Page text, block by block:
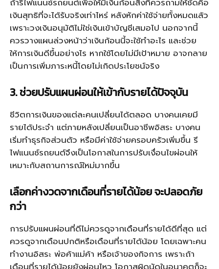
เงินสุทธิที่จะได้รับจริงเท่าไหร่ หลังหักค่าใช้จ่ายทั้งหมดแล้ว
เพราะวงเงินอนุมัติไม่ใช่เงินเข้าบัญชีเสมอไป นอกจากนี้
ควรวางแผนล่วงหน้าว่าเงินก้อนนี้จะใช้ทำอะไร และช่วย
ให้การเงินดีขึ้นอย่างไร หากใช้โดยไม่มีเป้าหมาย อาจกลาย
เป็นการเพิ่มภาระหนี้โดยไม่เกิดประโยชน์จริง
3. ช่วยปรับแผนผ่อนให้เข้ากับรายได้ปัจจุบัน
ชีวิตการเงินของแต่ละคนเปลี่ยนได้ตลอด บางคนเคยมี
รายได้ประจำ แต่ภายหลังเปลี่ยนเป็นอาชีพอิสระ บางคน
เริ่มทำธุรกิจส่วนตัว หรือมีค่าใช้จ่ายครอบครัวเพิ่มขึ้น รี
ไฟแนนซ์รถยนต์จึงเป็นโอกาสในการปรับเงื่อนไขผ่อนให้
เหมาะกับสถานการณ์ใหม่มากขึ้น
เลือกค่างวดจากเดือนที่รายได้น้อย จะปลอดภัย
กว่า
การปรับแผนผ่อนที่ดีไม่ควรดูจากเดือนที่รายได้ดีที่สุด แต่
ควรดูจากเดือนปกติหรือเดือนที่รายได้น้อย โดยเฉพาะคน
ทำงานอิสระ พ่อค้าแม่ค้า หรือเจ้าของกิจการ เพราะถ้า